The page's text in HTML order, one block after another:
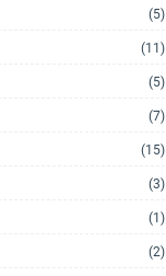
(5)
(11)
(5)
(7)
(15)
(3)
(1)
(2)